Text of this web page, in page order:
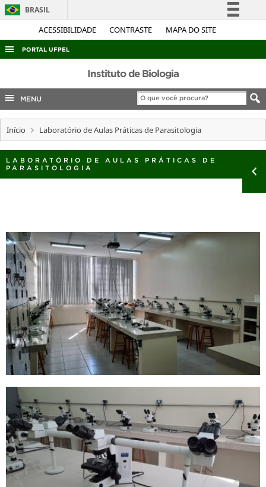
ACESSIBILIDADE CONTRASTE MAPA DO SITE
BRASIL
Simplifique!
Acesso à informação
Legislação
Canais
PORTAL UFPEL
ACESSO À INFORMAÇÃO
AUDITORIA
COBALTO
CONCURSOS
EDITAIS
INTERNACIONAL
TELEFONES
Instituto de Biologia
MENU
Início Laboratório de Aulas Práticas de Parasitologia
LABORATÓRIO DE AULAS PRÁTICAS DE
PARASITOLOGIA